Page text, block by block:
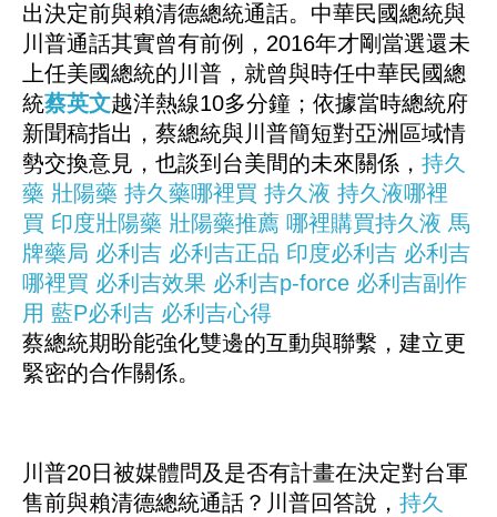
出決定前與賴清德總統通話。中華民國總統與
川普通話其實曾有前例，2016年才剛當選還未
上任美國總統的川普，就曾與時任中華民國總
統蔡英文越洋熱線10多分鐘；依據當時總統府
新聞稿指出，蔡總統與川普簡短對亞洲區域情
勢交換意見，也談到台美間的未來關係， 持久
藥 壯陽藥 持久藥哪裡買 持久液 持久液哪裡
買 印度壯陽藥 壯陽藥推薦 哪裡購買持久液 馬
牌藥局 必利吉 必利吉正品 印度必利吉 必利吉
哪裡買 必利吉效果 必利吉p-force 必利吉副作
用 藍P必利吉 必利吉心得
蔡總統期盼能強化雙邊的互動與聯繫，建立更
緊密的合作關係。
川普20日被媒體問及是否有計畫在決定對台軍
售前與賴清德總統通話？川普回答說， 持久